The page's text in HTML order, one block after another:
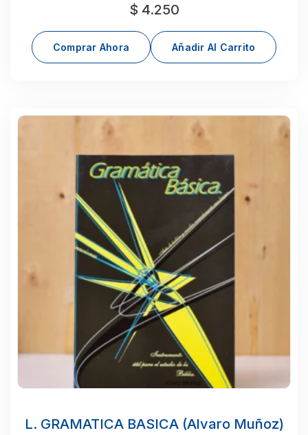
$ 4.250
Comprar Ahora Añadir Al Carrito
L. GRAMATICA BASICA (Alvaro Muñoz)